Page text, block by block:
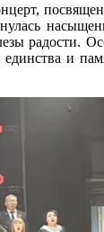
радости.
и